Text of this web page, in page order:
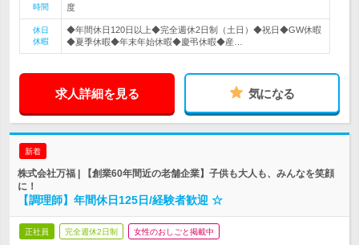
時間
度
休日
休暇
◆年間休日120日以上◆完全週休2日制（土日）◆祝日◆GW休暇
◆夏季休暇◆年末年始休暇◆慶弔休暇◆産…
求人詳細を見る 気になる
新着
株式会社万福 | 【創業60年間近の老舗企業】子供も大人も、みんなを笑顔
に！
【調理師】年間休日125日/経験者歓迎 ☆
正社員 完全週休2日制 女性のおしごと掲載中